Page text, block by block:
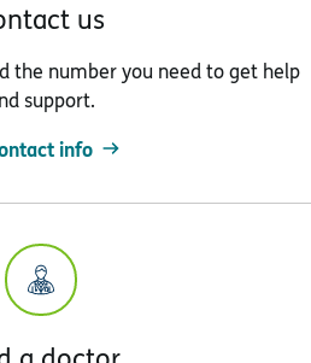
us
the number you need to get help
support.
info